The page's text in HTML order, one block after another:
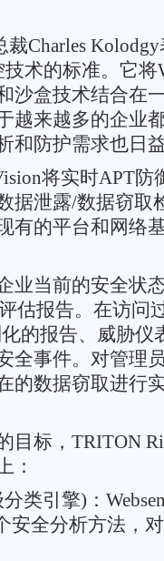
Kolodgy
术的标准。它将
沙盒技术结合在
越来越多的企业
和防护需求也日
将实时APT防
据泄露/数据窃取
有的平台和网络
当前的安全状
估报告。在访问
的报告、威胁仪
全事件。对管理
的数据窃取进行
标，TRITON
：
类引擎)：
安全分析方法，